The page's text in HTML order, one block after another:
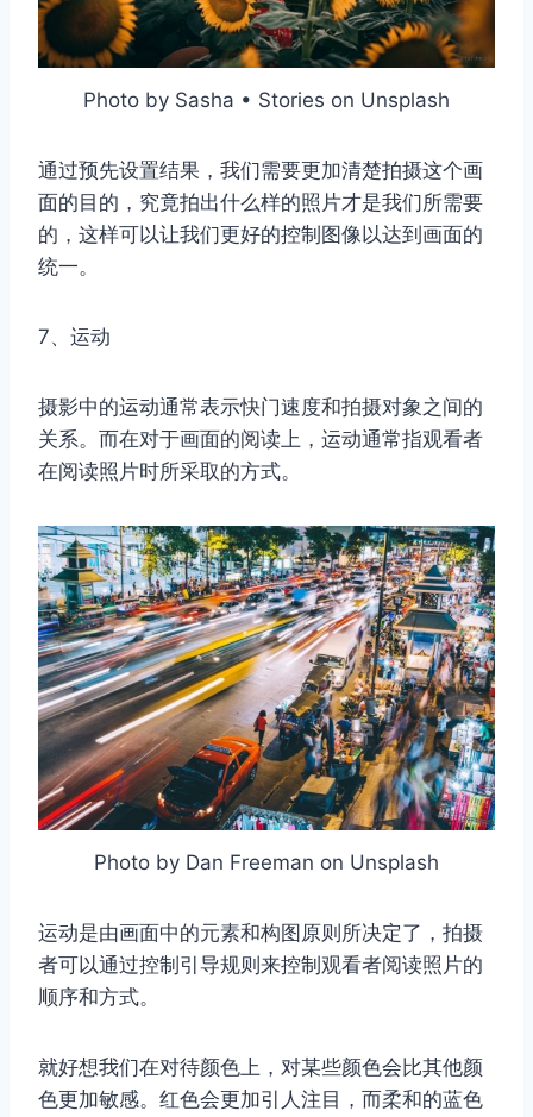
Photo by Sasha • Stories on Unsplash
通过预先设置结果，我们需要更加清楚拍摄这个画
面的目的，究竟拍出什么样的照片才是我们所需要
的，这样可以让我们更好的控制图像以达到画面的
统一。
7、运动
摄影中的运动通常表示快门速度和拍摄对象之间的
关系。而在对于画面的阅读上，运动通常指观看者
在阅读照片时所采取的方式。
Photo by Dan Freeman on Unsplash
运动是由画面中的元素和构图原则所决定了，拍摄
者可以通过控制引导规则来控制观看者阅读照片的
顺序和方式。
就好想我们在对待颜色上，对某些颜色会比其他颜
色更加敏感。红色会更加引人注目，而柔和的蓝色